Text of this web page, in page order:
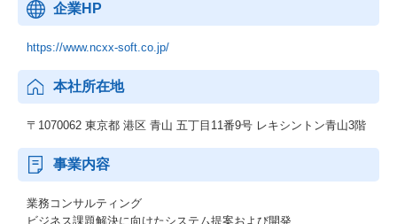
企業HP
https://www.ncxx-soft.co.jp/
本社所在地
〒1070062 東京都 港区 青山 五丁目11番9号 レキシントン青山3階
事業内容
業務コンサルティング
ビジネス課題解決に向けたシステム提案および開発